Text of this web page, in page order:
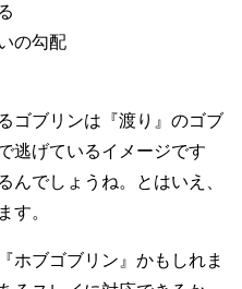
の勾配
ゴブリンは『渡り』のゴブ
逃げているイメージです
んでしょうね。とはいえ、
す。
ホブゴブリン』かもしれま